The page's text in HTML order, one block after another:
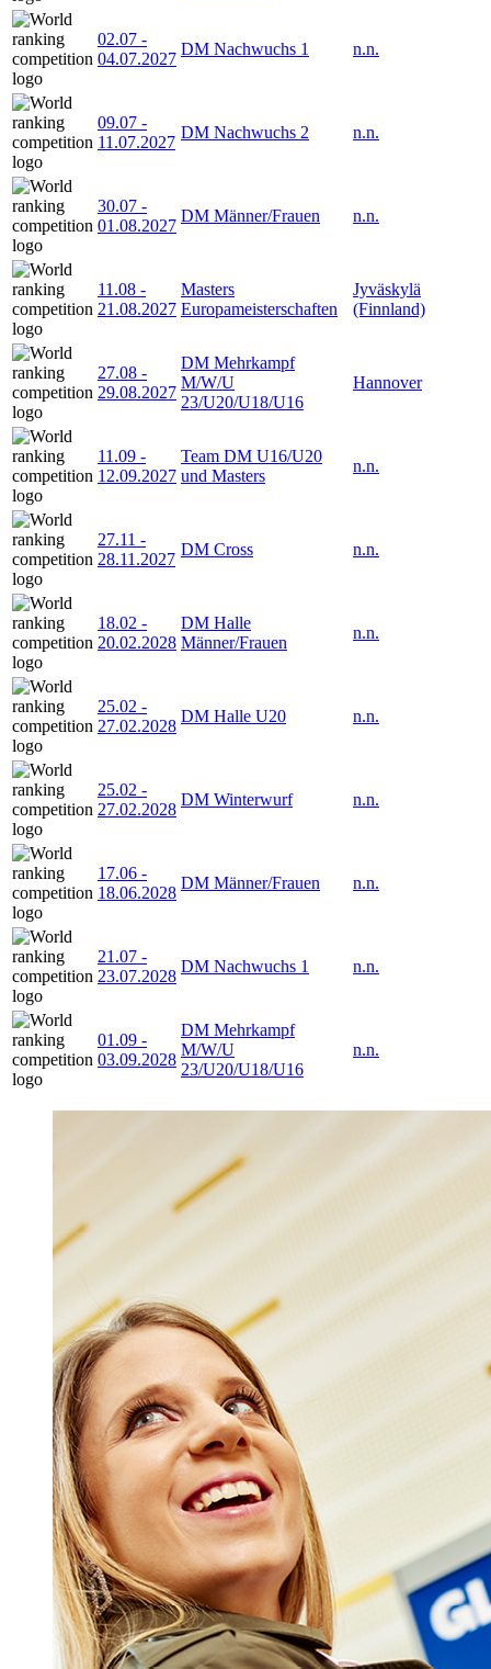
02.07 -
04.07.2027
DM Nachwuchs 1 n.n.
09.07 -
11.07.2027
DM Nachwuchs 2 n.n.
30.07 -
01.08.2027
DM Männer/Frauen n.n.
11.08 -
21.08.2027
Masters
Europameisterschaften
Jyväskylä
(Finnland)
27.08 -
29.08.2027
DM Mehrkampf
M/W/U
23/U20/U18/U16
Hannover
11.09 -
12.09.2027
Team DM U16/U20
und Masters
n.n.
27.11 -
28.11.2027
DM Cross n.n.
18.02 -
20.02.2028
DM Halle
Männer/Frauen
n.n.
25.02 -
27.02.2028
DM Halle U20 n.n.
25.02 -
27.02.2028
DM Winterwurf n.n.
17.06 -
18.06.2028
DM Männer/Frauen n.n.
21.07 -
23.07.2028
DM Nachwuchs 1 n.n.
01.09 -
03.09.2028
DM Mehrkampf
M/W/U
23/U20/U18/U16
n.n.